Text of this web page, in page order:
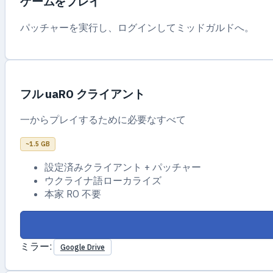
パッチャーを実行し、ログインしてミッドガルドへ。
フル uaRO クライアント
一からプレイするために必要なすべて
~1.5 GB
設定済みクライアント + パッチャー
ウクライナ語ローカライズ
本家 RO 不要
ミラー:
Google Drive